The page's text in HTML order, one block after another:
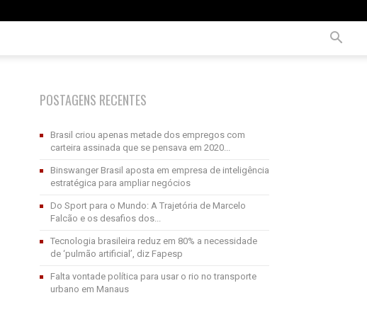
POSTAGENS RECENTES
Brasil criou apenas metade dos empregos com
carteira assinada que se pensava em 2020...
Binswanger Brasil aposta em empresa de inteligência
estratégica para ampliar negócios
Do Sport para o Mundo: A Trajetória de Marcelo
Falcão e os desafios dos...
Tecnologia brasileira reduz em 80% a necessidade
de ‘pulmão artificial’, diz Fapesp
Falta vontade política para usar o rio no transporte
urbano em Manaus